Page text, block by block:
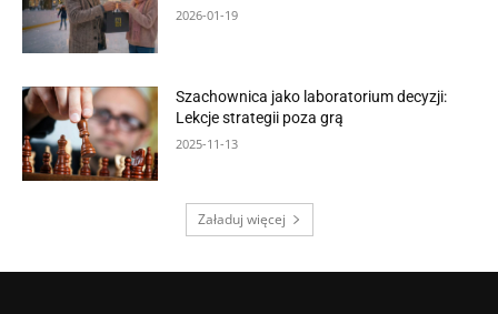
2026-01-19
Szachownica jako laboratorium decyzji:
Lekcje strategii poza grą
2025-11-13
Załaduj więcej